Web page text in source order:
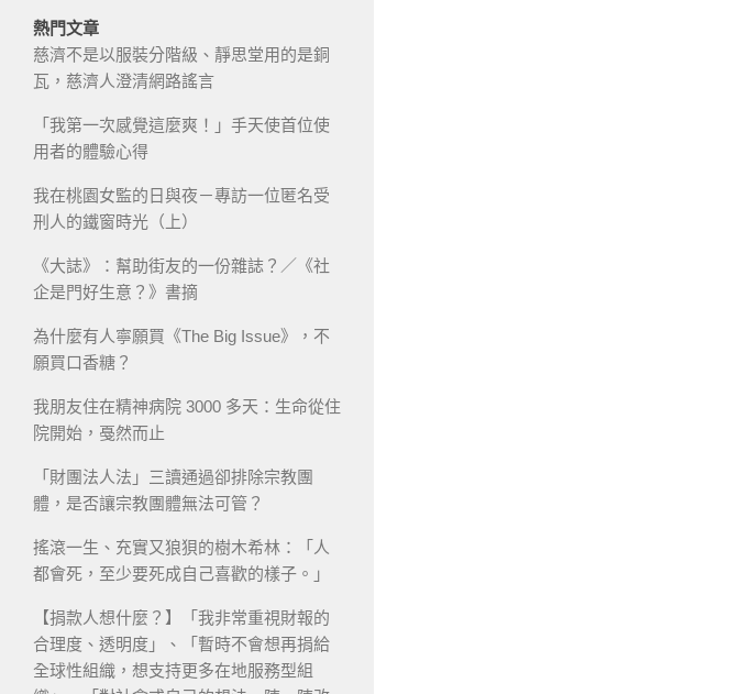
熱門文章
慈濟不是以服裝分階級、靜思堂用的是銅
瓦，慈濟人澄清網路謠言
「我第一次感覺這麼爽！」手天使首位使
用者的體驗心得
我在桃園女監的日與夜－專訪一位匿名受
刑人的鐵窗時光（上）
《大誌》：幫助街友的一份雜誌？／《社
企是門好生意？》書摘
為什麼有人寧願買《The Big Issue》，不
願買口香糖？
我朋友住在精神病院 3000 多天：生命從住
院開始，戞然而止
「財團法人法」三讀通過卻排除宗教團
體，是否讓宗教團體無法可管？
搖滾一生、充實又狼狽的樹木希林：「人
都會死，至少要死成自己喜歡的樣子。」
【捐款人想什麼？】「我非常重視財報的
合理度、透明度」、「暫時不會想再捐給
全球性組織，想支持更多在地服務型組